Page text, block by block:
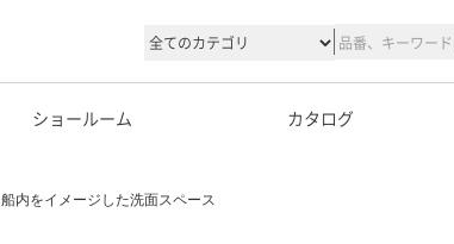
ショールーム カタログ
船内をイメージした洗面スペース